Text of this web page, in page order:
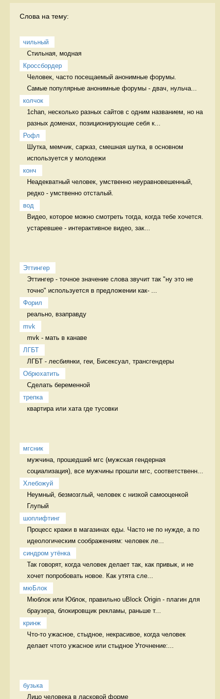
Слова на тему:
чильный
Стильная, модная
Кроссбордер
Человек, часто посещаемый анонимные форумы.
Самые популярные анонимные форумы - двач, нульча...
колчок
1chan, несколько разных сайтов с одним названием, но на
разных доменах, позиционирующие себя к...
Рофл
Шутка, мемчик, сарказ, смешная шутка, в основном
используется у молодежи
конч
Неадекватный человек, умственно неуравновешенный,
редко - умственно отсталый.
вод
Видео, которое можно смотреть тогда, когда тебе хочется.
устаревшее - интерактивное видео, зак...
Эттингер
Эттингер - точное значение слова звучит так "ну это не
точно" используется в предложении как- ...
Форил
реально, взаправду
mvk
mvk - мать в канаве
ЛГБТ
ЛГБТ - лесбиянки, геи, Бисексуал, трансгендеры
Обрюхатить
Сделать беременной
трепка
квартира или хата где тусовки
мгсник
мужчина, прошедший мгс (мужская гендерная
социализация), все мужчины прошли мгс, соответственн...
Хлебожуй
Неумный, безмозглый, человек с низкой самооценкой
Глупый
шоплифтинг
Процесс кражи в магазинах еды. Часто не по нужде, а по
идеологическим соображениям: человек ле...
синдром утёнка
Так говорят, когда человек делает так, как привык, и не
хочет попробовать новое. Как утята сле...
мюБлок
Мюблок или Юблок, правильно uBlock Origin - плагин для
браузера, блокировщик рекламы, раньше т...
кринж
Что-то ужасное, стыдное, некрасивое, когда человек
делает чтото ужасное или стыдное Уточнение:...
бузька
Лицо человека в ласковой форме